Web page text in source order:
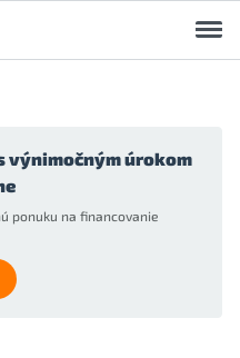
výnimočným úrokom
ponuku na financovanie